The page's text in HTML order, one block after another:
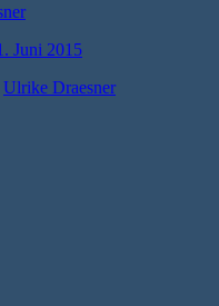
Juni 2015
Ulrike Draesner